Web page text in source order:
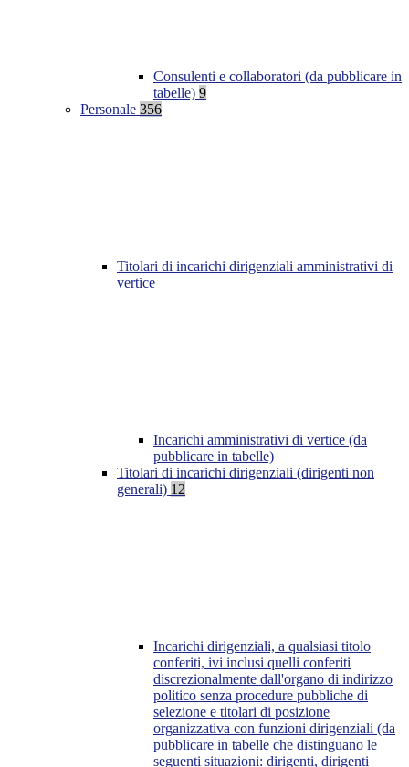
Consulenti e collaboratori (da pubblicare in
tabelle) 9
Personale 356
Titolari di incarichi dirigenziali amministrativi di
vertice
Incarichi amministrativi di vertice (da
pubblicare in tabelle)
Titolari di incarichi dirigenziali (dirigenti non
generali) 12
Incarichi dirigenziali, a qualsiasi titolo
conferiti, ivi inclusi quelli conferiti
discrezionalmente dall'organo di indirizzo
politico senza procedure pubbliche di
selezione e titolari di posizione
organizzativa con funzioni dirigenziali (da
pubblicare in tabelle che distinguano le
seguenti situazioni: dirigenti, dirigenti